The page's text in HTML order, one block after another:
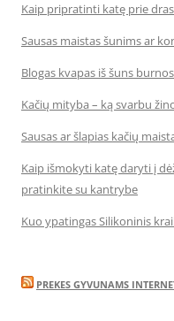
Kaip pripratinti katę prie
Sausas maistas šunims ar
Blogas kvapas iš šuns
Kačių mityba – ką svarbu
Sausas ar šlapias kačių
Kaip išmokyti katę daryti į
pratinkite su kantrybe
Kuo ypatingas Silikoninis
PREKES GYVUNAMS